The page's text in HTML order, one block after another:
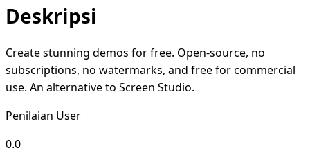
Deskripsi
Create stunning demos for free. Open-source, no
subscriptions, no watermarks, and free for commercial
use. An alternative to Screen Studio.
Penilaian User
0.0